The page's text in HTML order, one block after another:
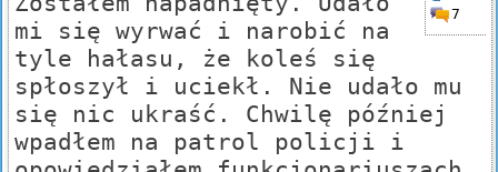
7
mi się wyrwać i narobić na
tyle hałasu, że koleś się
spłoszył i uciekł. Nie udało mu
się nic ukraść. Chwilę później
wpadłem na patrol policji i